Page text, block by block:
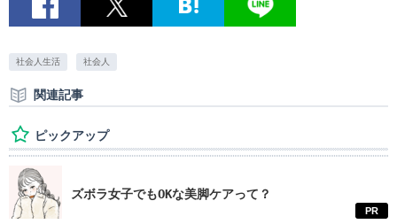
社会人生活 社会人
関連記事
ピックアップ
ズボラ女子でもOKな美脚ケアって？
PR